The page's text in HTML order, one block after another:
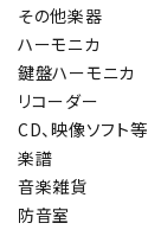
その他楽器
ハーモニカ
鍵盤ハーモニカ
リコーダー
CD、映像ソフト等
楽譜
音楽雑貨
防音室